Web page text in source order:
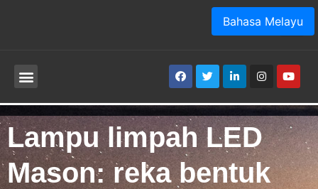
Lampu limpah LED
Mason: reka bentuk
Bahasa Melayu